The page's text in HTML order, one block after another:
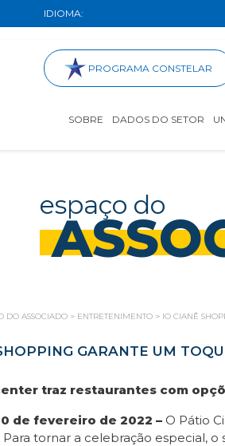
IDIOMA:
PROGRAMA CONSTELAR
SOBRE DADOS DO SETOR
espaço do
DO ASSOCIADO > ENTRETENIMENTO > IO CIANÊ
GARANTE UM
traz restaurantes com
de fevereiro de 2022 – O Pátio
tornar a celebração especial,